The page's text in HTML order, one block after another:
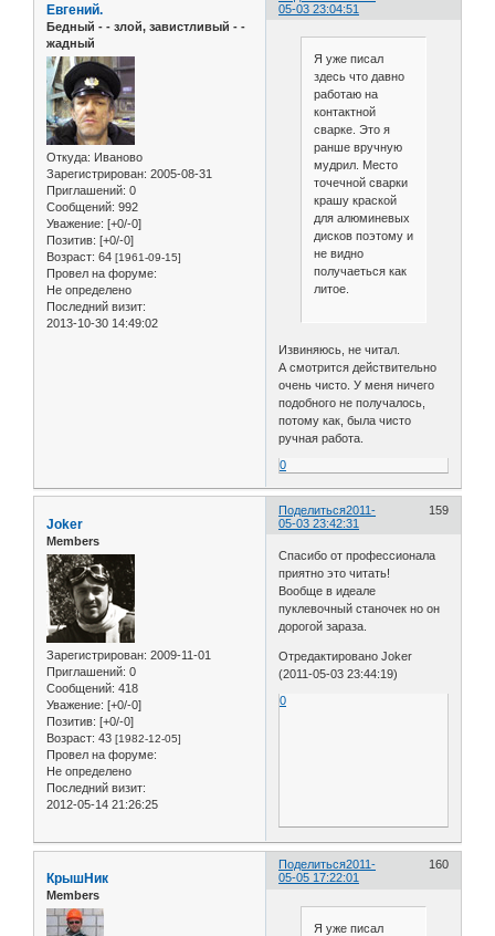
05-03 23:04:51
Евгений.
Бедный - - злой, завистливый - -
жадный
Откуда: Иваново
Зарегистрирован: 2005-08-31
Приглашений: 0
Сообщений: 992
Уважение: [+0/-0]
Позитив: [+0/-0]
Возраст: 64 [1961-09-15]
Провел на форуме:
Не определено
Последний визит:
2013-10-30 14:49:02
Я уже писал
здесь что давно
работаю на
контактной
сварке. Это я
ранше вручную
мудрил. Место
точечной сварки
крашу краской
для алюминевых
дисков поэтому и
не видно
получаеться как
литое.
Извиняюсь, не читал.
А смотрится действительно
очень чисто. У меня ничего
подобного не получалось,
потому как, была чисто
ручная работа.
0
Поделиться 159
2011-
05-03 23:42:31
Joker
Members
Зарегистрирован: 2009-11-01
Приглашений: 0
Сообщений: 418
Уважение: [+0/-0]
Позитив: [+0/-0]
Возраст: 43 [1982-12-05]
Провел на форуме:
Не определено
Последний визит:
2012-05-14 21:26:25
Спасибо от профессионала
приятно это читать!
Вообще в идеале
пуклевочный станочек но он
дорогой зараза.
Отредактировано Joker
(2011-05-03 23:44:19)
0
Поделиться 160
2011-
05-05 17:22:01
КрышНик
Members
Я уже писал